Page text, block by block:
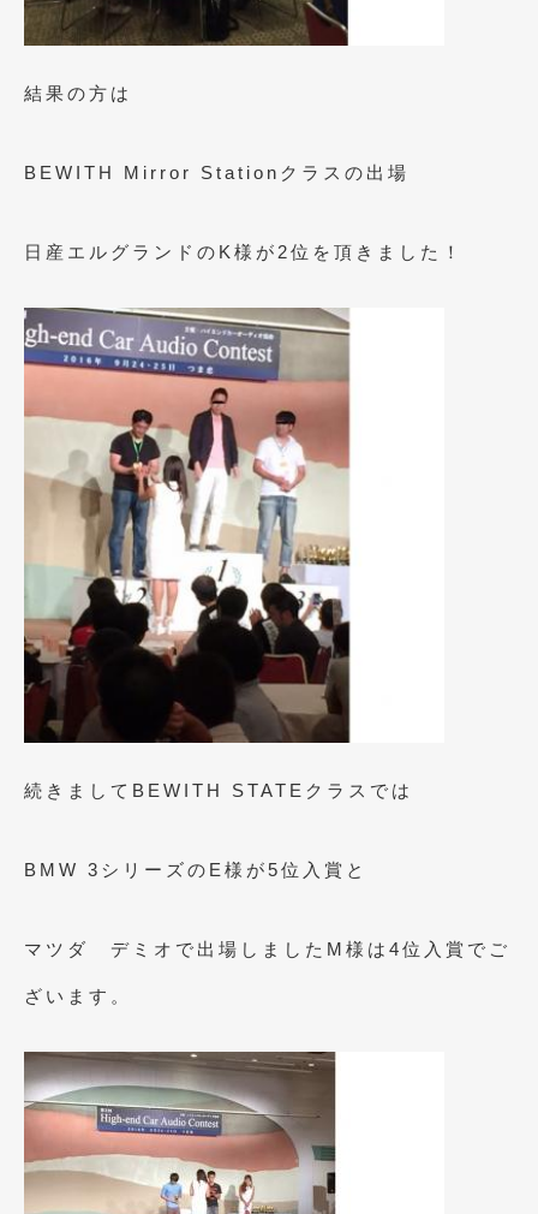
2015年6月 (13)
2015年4月
2015年1月(11)
2014年11月 (4)
(4)
2014年9月(6)
2014年8月(13)
2014年7月 (4)
2014年6月 (5)
2014年5月 (7)
2014年4月
2014年3月(5)
2013年10月(7)
2013年9月
2013年7月(13)
2013年6月(11)
2013年5月(8)
結果の方は
BEWITH Mirror Stationクラスの出場
日産エルグランドのK様が2位を頂きました！
続きましてBEWITH STATEクラスでは
BMW 3シリーズのE様が5位入賞と
マツダ デミオで出場しましたM様は4位入賞でご
ざいます。